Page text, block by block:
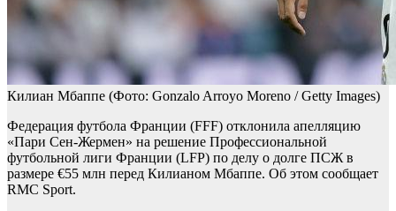
Килиан Мбаппе (Фото: Gonzalo Arroyo Moreno / Getty Images)
Федерация футбола Франции (FFF) отклонила апелляцию
«Пари Сен-Жермен» на решение Профессиональной
футбольной лиги Франции (LFP) по делу о долге ПСЖ в
размере €55 млн перед Килианом Мбаппе. Об этом сообщает
RMC Sport.